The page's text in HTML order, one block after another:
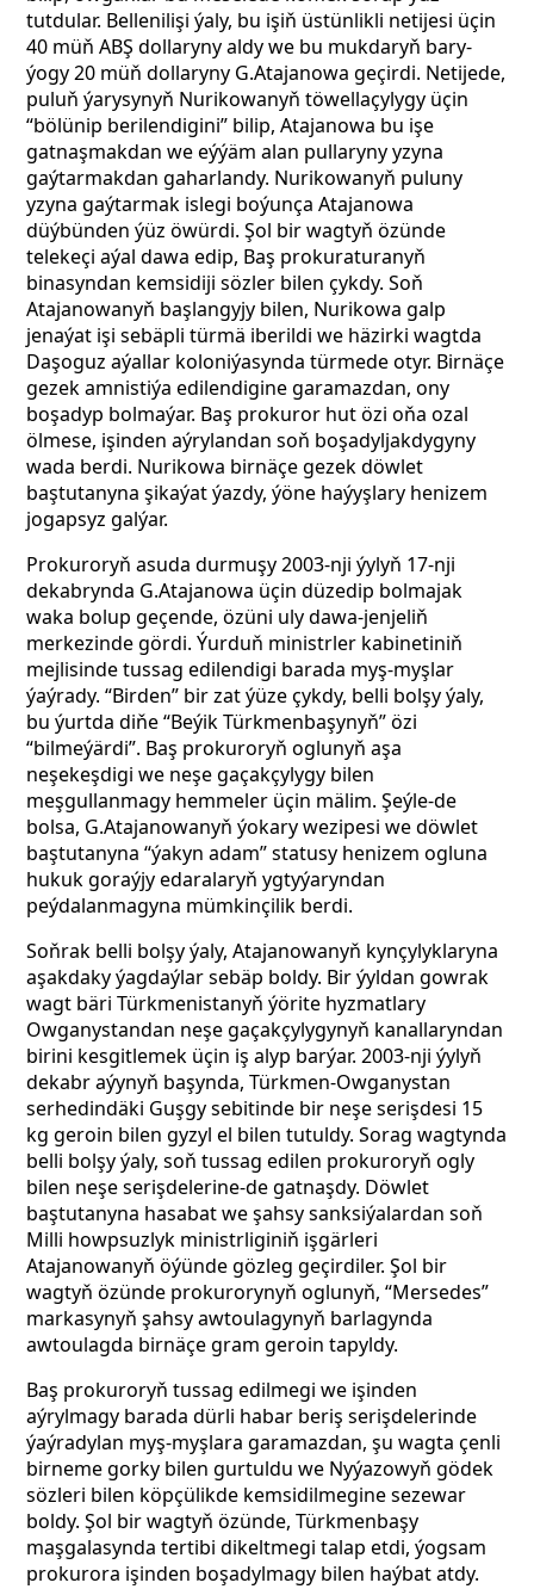
tutdular. Bellenilişi ýaly, bu işiň üstünlikli netijesi üçin
40 müň ABŞ dollaryny aldy we bu mukdaryň bary-
ýogy 20 müň dollaryny G.Atajanowa geçirdi. Netijede,
puluň ýarysynyň Nurikowanyň töwellaçylygy üçin
“bölünip berilendigini” bilip, Atajanowa bu işe
gatnaşmakdan we eýýäm alan pullaryny yzyna
gaýtarmakdan gaharlandy. Nurikowanyň puluny
yzyna gaýtarmak islegi boýunça Atajanowa
düýbünden ýüz öwürdi. Şol bir wagtyň özünde
telekeçi aýal dawa edip, Baş prokuraturanyň
binasyndan kemsidiji sözler bilen çykdy. Soň
Atajanowanyň başlangyjy bilen, Nurikowa galp
jenaýat işi sebäpli türmä iberildi we häzirki wagtda
Daşoguz aýallar koloniýasynda türmede otyr. Birnäçe
gezek amnistiýa edilendigine garamazdan, ony
boşadyp bolmaýar. Baş prokuror hut özi oňa ozal
ölmese, işinden aýrylandan soň boşadyljakdygyny
wada berdi. Nurikowa birnäçe gezek döwlet
baştutanyna şikaýat ýazdy, ýöne haýyşlary henizem
jogapsyz galýar.
Prokuroryň asuda durmuşy 2003-nji ýylyň 17-nji
dekabrynda G.Atajanowa üçin düzedip bolmajak
waka bolup geçende, özüni uly dawa-jenjeliň
merkezinde gördi. Ýurduň ministrler kabinetiniň
mejlisinde tussag edilendigi barada myş-myşlar
ýaýrady. “Birden” bir zat ýüze çykdy, belli bolşy ýaly,
bu ýurtda diňe “Beýik Türkmenbaşynyň” özi
“bilmeýärdi”. Baş prokuroryň oglunyň aşa
neşekeşdigi we neşe gaçakçylygy bilen
meşgullanmagy hemmeler üçin mälim. Şeýle-de
bolsa, G.Atajanowanyň ýokary wezipesi we döwlet
baştutanyna “ýakyn adam” statusy henizem ogluna
hukuk goraýjy edaralaryň ygtyýaryndan
peýdalanmagyna mümkinçilik berdi.
Soňrak belli bolşy ýaly, Atajanowanyň kynçylyklaryna
aşakdaky ýagdaýlar sebäp boldy. Bir ýyldan gowrak
wagt bäri Türkmenistanyň ýörite hyzmatlary
Owganystandan neşe gaçakçylygynyň kanallaryndan
birini kesgitlemek üçin iş alyp barýar. 2003-nji ýylyň
dekabr aýynyň başynda, Türkmen-Owganystan
serhedindäki Guşgy sebitinde bir neşe serişdesi 15
kg geroin bilen gyzyl el bilen tutuldy. Sorag wagtynda
belli bolşy ýaly, soň tussag edilen prokuroryň ogly
bilen neşe serişdelerine-de gatnaşdy. Döwlet
baştutanyna hasabat we şahsy sanksiýalardan soň
Milli howpsuzlyk ministrliginiň işgärleri
Atajanowanyň öýünde gözleg geçirdiler. Şol bir
wagtyň özünde prokurorynyň oglunyň, “Mersedes”
markasynyň şahsy awtoulagynyň barlagynda
awtoulagda birnäçe gram geroin tapyldy.
Baş prokuroryň tussag edilmegi we işinden
aýrylmagy barada dürli habar beriş serişdelerinde
ýaýradylan myş-myşlara garamazdan, şu wagta çenli
birneme gorky bilen gurtuldu we Nyýazowyň gödek
sözleri bilen köpçülikde kemsidilmegine sezewar
boldy. Şol bir wagtyň özünde, Türkmenbaşy
maşgalasynda tertibi dikeltmegi talap etdi, ýogsam
prokurora işinden boşadylmagy bilen haýbat atdy.